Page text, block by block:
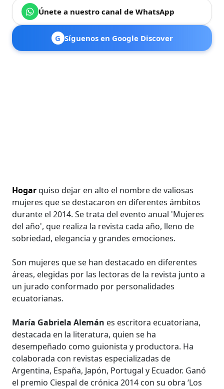
Únete a nuestro canal de WhatsApp
G Síguenos en Google Discover
Hogarquiso dejar en alto el nombre de valiosas
mujeres que se destacaron en diferentes ámbitos
durante el 2014. Se trata del evento anual 'Mujeres
del año', que realiza la revista cada año, lleno de
sobriedad, elegancia y grandes emociones.
Son mujeres que se han destacado en diferentes
áreas, elegidas por las lectoras de la revista junto a
un jurado conformado por personalidades
ecuatorianas.
María Gabriela Alemán es escritora ecuatoriana,
destacada en la literatura, quien se ha
desempeñado como guionista y productora. Ha
colaborada con revistas especializadas de
Argentina, España, Japón, Portugal y Ecuador. Ganó
el premio Ciespal de crónica 2014 con su obra ‘Los